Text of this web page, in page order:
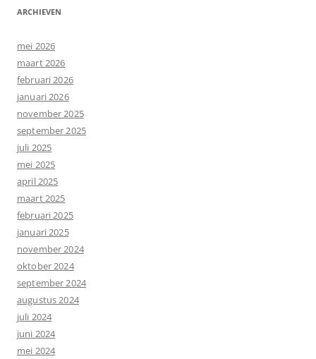
ARCHIEVEN
mei 2026
maart 2026
februari 2026
januari 2026
november 2025
september 2025
juli 2025
mei 2025
april 2025
maart 2025
februari 2025
januari 2025
november 2024
oktober 2024
september 2024
augustus 2024
juli 2024
juni 2024
mei 2024